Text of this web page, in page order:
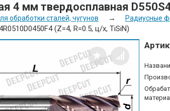
4 мм твердосплавная
обработки сталей, чугунов → Радиусные
(Z=4, R=0.5, ц/х, TiSiN)